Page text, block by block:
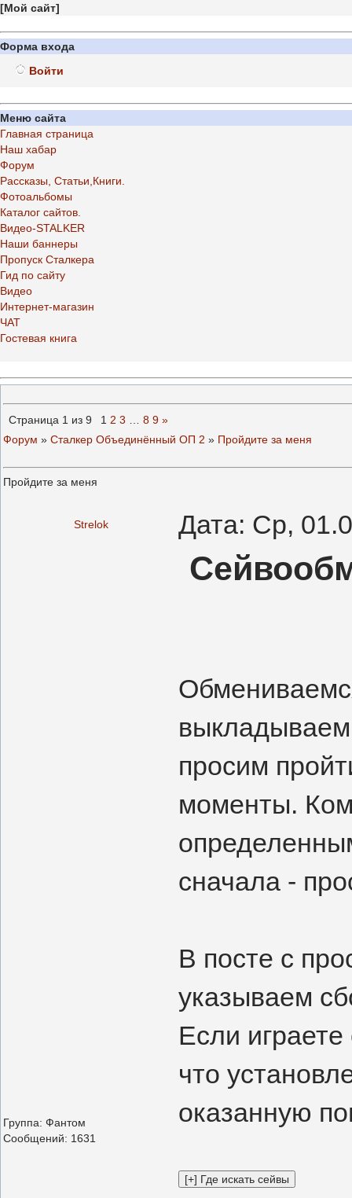
[Мой сайт]
Форма входа
Войти
Меню сайта
Главная страница
Наш хабар
Форум
Рассказы, Статьи,Книги.
Фотоальбомы
Каталог сайтов.
Видео-STALKER
Наши баннеры
Пропуск Сталкера
Гид по сайту
Видео
Интернет-магазин
ЧАТ
Гостевая книга
Страница 1 из 9 1 2 3 8 9 »
Форум » Сталкер Объединённый ОП 2 » Пройдите за меня
Пройдите за меня
Strelok Дата: Ср,
Группа: Фантом
Сообщений: 1631
просим
моменты.
сначала -
В посте с
указываем
Если
что
оказанную